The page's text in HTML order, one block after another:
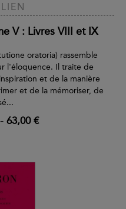
V : Livres VIII et IX
oratoria) rassemble
l'éloquence. Il traite de
et de la manière
et de la mémoriser, de
63,00 €